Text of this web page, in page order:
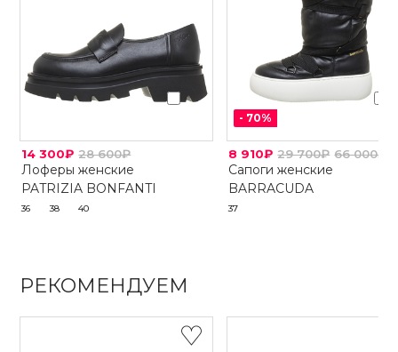
14 300₽ 28 600₽
Лоферы женские
PATRIZIA BONFANTI
36 38 40
- 70%
8 910₽ 29 700₽ 66 000₽
Сапоги женские
BARRACUDA
37
РЕКОМЕНДУЕМ